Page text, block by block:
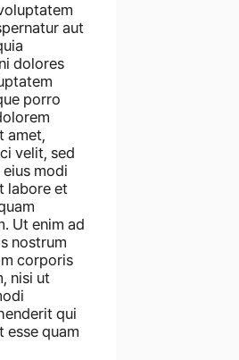
aut
dolores
porro
amet,
velit, sed
modi
labore et
Ut enim ad
nostrum
corporis
nisi ut
qui
esse quam